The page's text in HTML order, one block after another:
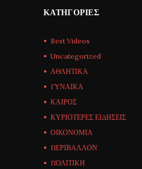
ΚΑΤΗΓΟΡΊΕΣ
Best Videos
Uncategorized
ΑΘΛΗΤΙΚΑ
ΓΥΝΑΙΚΑ
ΚΑΙΡΟΣ
ΚΥΡΙΟΤΕΡΕΣ ΕΙΔΗΣΕΙΣ
ΟΙΚΟΝΟΜΙΑ
ΠΕΡΙΒΑΛΛΟΝ
ΠΟΛΙΤΙΚΗ